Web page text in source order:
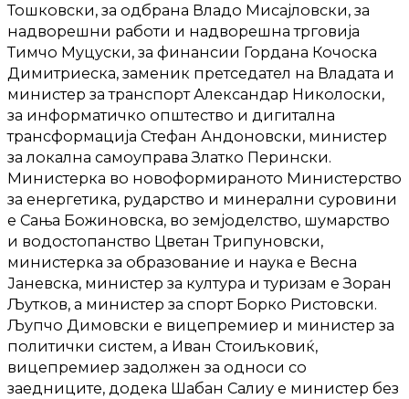
Тошковски, за одбрана Владо Мисајловски, за
надворешни работи и надворешна трговија
Тимчо Муцуски, за финансии Гордана Кочоска
Димитриеска, заменик претседател на Владата и
министер за транспорт Александар Николоски,
за информатичко општество и дигитална
трансформација Стефан Андоновски, министер
за локална самоуправа Златко Перински.
Министерка во новоформираното Министерство
за енергетика, рударство и минерални суровини
е Сања Божиновска, во земјоделство, шумарство
и водостопанство Цветан Трипуновски,
министерка за образование и наука е Весна
Јаневска, министер за култура и туризам е Зоран
Љутков, а министер за спорт Борко Ристовски.
Љупчо Димовски е вицепремиер и министер за
политички систем, а Иван Стоиљковиќ,
вицепремиер задолжен за односи со
заедниците, додека Шабан Салиу е министер без